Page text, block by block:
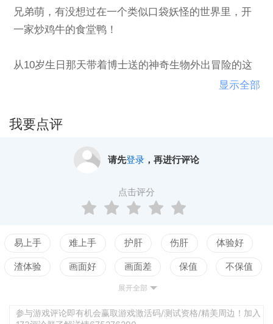
兄弟萌，有没想过在一个类似口袋妖怪的世界里，开
一家炒鸡牛的食堂鸭！
从10岁生日那天带着博士送的神奇生物外出冒险的这
我特么根本就不是当什么神奇生物训练师的料
于是我接受了事实，又一次打响了我最擅长的乐器—
退堂鼓，同时寻思起了是不是来开个食堂呢？虽然当
个神奇生物训练师有够呛，但是这些年的冒险经历里
于是，当我跟旅途中认识的两位小（萌）伙（妹）伴
竟然异口同声的大声叫好！喵的我才知道原来她们一
路跟着我不是为了一起踏上收集徽章成为神奇生物训
显示全部
我要点评
请先登录，再进行评论
点击评分
易上手 难上手 护肝 伤肝 体验好
渣体验 画面好 画面差 保值 不保值
测试
展开全部
参与游戏评论即有机会赢取游戏激活码/测试资格/精美周边！加入